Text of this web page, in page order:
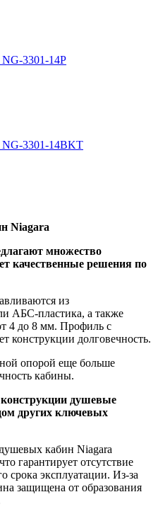
3301-14P
NG-3301-14BKT
Niagara
множество
качественные решения по
из
АБС-пластика, а также
4 до 8 мм. Профиль с
конструкции долговечность.
опорой еще больше
кабины.
конструкции душевые
других ключевых
кабин Niagara
гарантирует отсутствие
срока эксплуатации. Из-за
защищена от образования